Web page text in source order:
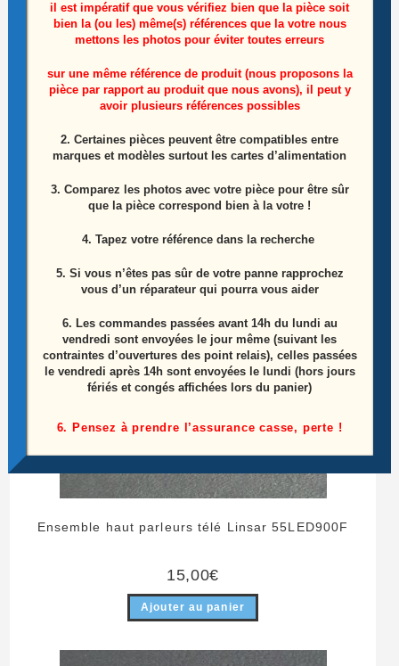
Module de commandes télé Linsar 55LED900F
Référence: ATSC-PM1320082-03
15,00 €
Ajouter au panier
Ensemble haut parleurs télé Linsar 55LED900F
15,00€
Ajouter au panier
il est impératif que vous vérifiez bien que la pièce soit
bien la (ou les) même(s) références que la votre nous
mettons les photos pour éviter toutes erreurs
sur une même référence de produit (nous proposons la
pièce par rapport au produit que nous avons), il peut y
avoir plusieurs références possibles
2. Certaines pièces peuvent être compatibles entre
marques et modèles surtout les cartes d’alimentation
3. Comparez les photos avec votre pièce pour être sûr
que la pièce correspond bien à la votre !
4. Tapez votre référence dans la recherche
5. Si vous n’êtes pas sûr de votre panne rapprochez
vous d’un réparateur qui pourra vous aider
6. Les commandes passées avant 14h du lundi au
vendredi sont envoyées le jour même (suivant les
contraintes d’ouvertures des point relais), celles passées
le vendredi après 14h sont envoyées le lundi (hors jours
fériés et congés affichées lors du panier)
6. Pensez à prendre l’assurance casse, perte !